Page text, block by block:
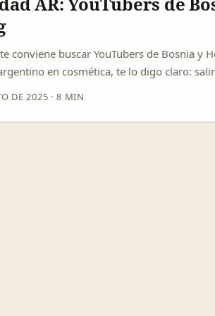
conviene buscar YouTubers de Bosnia y
en cosmética, te lo digo claro:
el mercado balcánico aprecia el
y rutinas skincare que generan
DE 2025 · 8 MIN